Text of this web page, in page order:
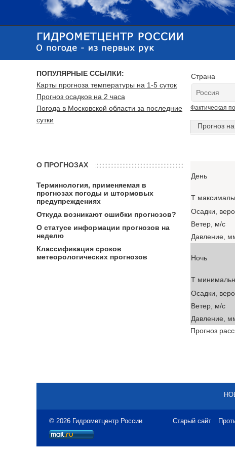
Страна
Фактическая
Прогноз
День
T
Осадки,
Ветер, м/с
Давление,
Ночь
T
Осадки,
Ветер, м/с
Давление,
Прогноз
ПОПУЛЯРНЫЕ ССЫЛКИ:
Карты прогноза температуры на 1-5 суток
Прогноз осадков на 2 часа
Погода в Московской области за последние
сутки
О ПРОГНОЗАХ
Терминология, применяемая в
прогнозах погоды и штормовых
предупреждениях
Откуда возникают ошибки прогнозов?
О статусе информации прогнозов на
неделю
Классификация сроков
метеорологических прогнозов
© 2026 Гидрометцентр России Старый сайт